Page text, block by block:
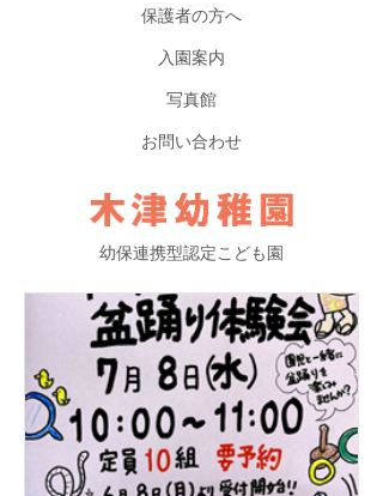
保護者の方へ
入園案内
写真館
お問い合わせ
幼保連携型認定こども園